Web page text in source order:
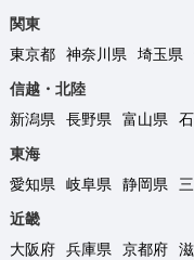
関東
東京都
神奈川県 埼玉県
信越・北陸
新潟県
長野県 富山県
東海
愛知県
岐阜県 静岡県
近畿
大阪府
兵庫県 京都府